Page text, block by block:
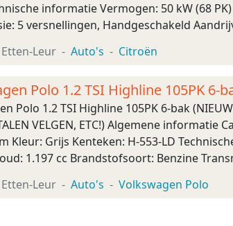
informatie Vermogen: 50 kW (68
5 versnellingen, Handgeschakeld
Etten-Leur Auto's Citroën
Polo 1.2 TSI Highline 105PK 6-
L
Polo 1.2 TSI Highline 105PK 6-bak
VELGEN, ETC!) Algemene
Kleur: Grijs Kenteken: H-553-LD
1.197 cc Brandstofsoort: Benzine
Etten-Leur Auto's Volkswagen Polo